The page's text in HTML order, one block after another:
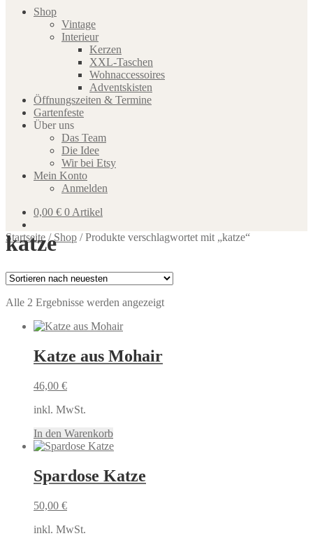
Shop
Vintage
Interieur
Kerzen
XXL-Taschen
Wohnaccessoires
Adventskisten
Öffnungszeiten & Termine
Gartenfeste
Über uns
Das Team
Die Idee
Wir bei Etsy
Mein Konto
Anmelden
0,00 € 0 Artikel
Startseite / Shop /Produkte verschlagwortet mit „katze“
katze
Alle 2 Ergebnisse werden angezeigtNach
Katze aus Mohair
46,00 €
inkl. MwSt.
In den Warenkorb
Spardose Katze
50,00 €
inkl. MwSt.